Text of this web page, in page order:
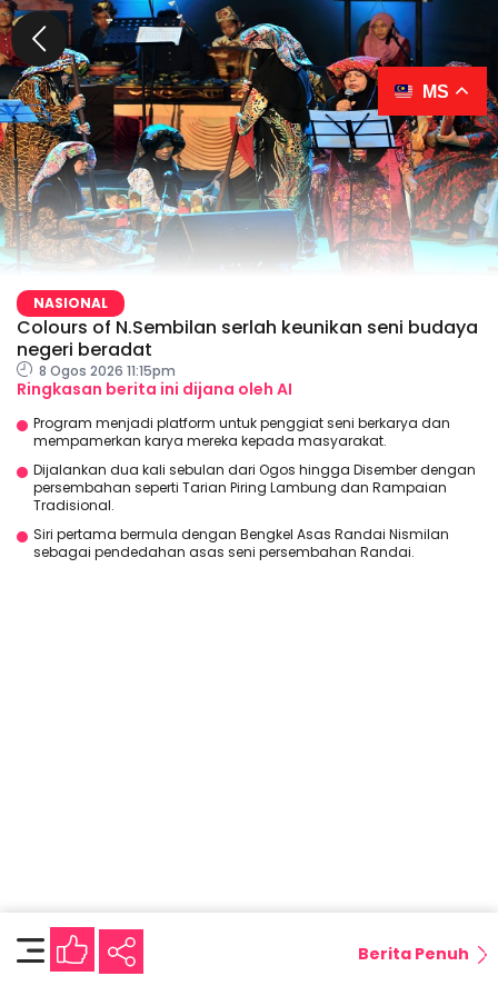
NASIONAL
Colours of N.Sembilan serlah keunikan seni budaya
negeri beradat
8 Ogos 2026 11:15pm
Ringkasan berita ini dijana oleh AI
Program menjadi platform untuk penggiat seni berkarya dan
mempamerkan karya mereka kepada masyarakat.
Dijalankan dua kali sebulan dari Ogos hingga Disember dengan
persembahan seperti Tarian Piring Lambung dan Rampaian
Tradisional.
Siri pertama bermula dengan Bengkel Asas Randai Nismilan
sebagai pendedahan asas seni persembahan Randai.
Berita Penuh
MS